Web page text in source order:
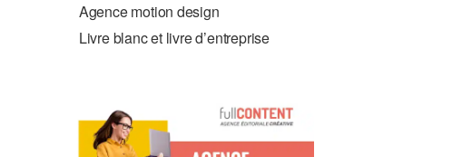
Agence motion design
Livre blanc et livre d’entreprise